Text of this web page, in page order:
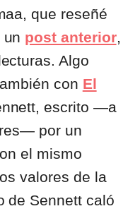
que reseñé
un post anterior,
Algo
con El
escrito —a
por un
el mismo
valores de la
de Sennett caló